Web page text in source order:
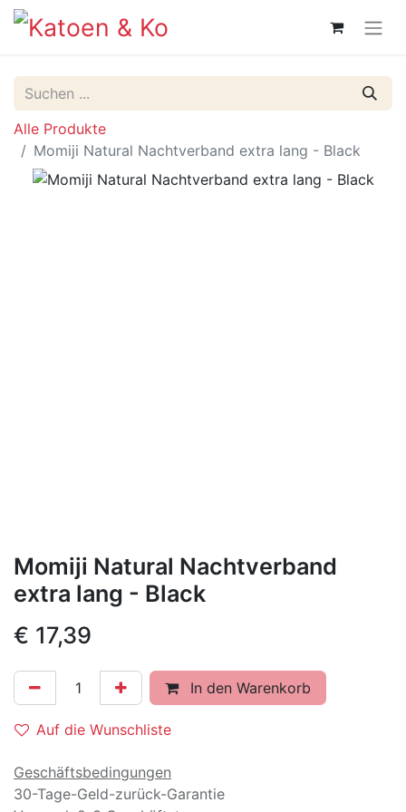
Alle Produkte
Momiji Natural Nachtverband extra lang - Black
Momiji Natural Nachtverband
extra lang - Black
€ 17,39
In den Warenkorb
Auf die Wunschliste
Geschäftsbedingungen
30-Tage-Geld-zurück-Garantie